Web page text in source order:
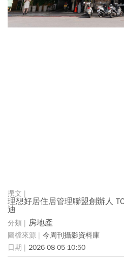
理想好居住居管理聯盟創辦人
迪
房地產
今周刊攝影資料庫
2026-08-05 10:50